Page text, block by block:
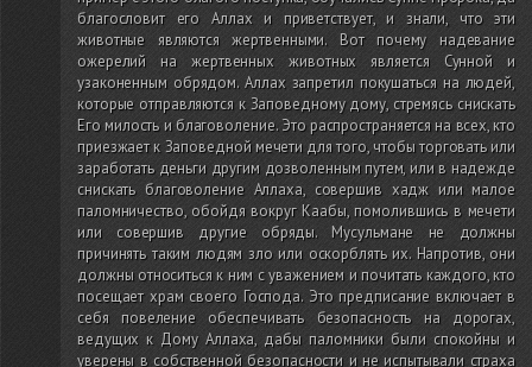
благословит его Аллах и приветствует, и знали, что эти
животные являются жертвенными. Вот почему надевание
ожерелий на жертвенных животных является Сунной и
узаконенным обрядом. Аллах запретил покушаться на людей,
которые отправляются к Заповедному дому, стремясь снискать
Его милость и благоволение. Это распространяется на всех, кто
приезжает к Заповедной мечети для того, чтобы торговать или
заработать деньги другим дозволенным путем, или в надежде
снискать благоволение Аллаха, совершив хадж или малое
паломничество, обойдя вокруг Каабы, помолившись в мечети
или совершив другие обряды. Мусульмане не должны
причинять таким людям зло или оскорблять их. Напротив, они
должны относиться к ним с уважением и почитать каждого, кто
посещает храм своего Господа. Это предписание включает в
себя повеление обеспечивать безопасность на дорогах,
ведущих к Дому Аллаха, дабы паломники были спокойны и
уверены в собственной безопасности и не испытывали страха